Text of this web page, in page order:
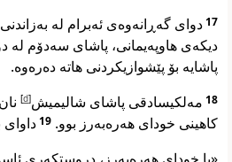
17دوای گەڕانەوەی ئەبرام لە
دیکەی هاوپەیمانی، پاشای سەدۆم
پاشایە بۆ پێشوازیکردنی هاتە دەرەوە.
18 مەلکیسادقی پاشای شالیمیش[
d
]
کاهینی خودای هەرەبەرز بوو. 19